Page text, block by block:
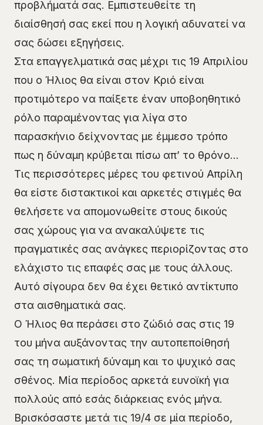
προβλήματά σας. Εμπιστευθείτε τη
διαίσθησή σας εκεί που η λογική αδυνατεί να
σας δώσει εξηγήσεις.
Στα επαγγελματικά σας μέχρι τις 19 Απριλίου
που ο Ήλιος θα είναι στον Κριό είναι
προτιμότερο να παίξετε έναν υποβοηθητικό
ρόλο παραμένοντας για λίγα στο
παρασκήνιο δείχνοντας με έμμεσο τρόπο
πως η δύναμη κρύβεται πίσω απ’ το θρόνο…
Τις περισσότερες μέρες του φετινού Απρίλη
θα είστε διστακτικοί και αρκετές στιγμές θα
θελήσετε να απομονωθείτε στους δικούς
σας χώρους για να ανακαλύψετε τις
πραγματικές σας ανάγκες περιορίζοντας στο
ελάχιστο τις επαφές σας με τους άλλους.
Αυτό σίγουρα δεν θα έχει θετικό αντίκτυπο
στα αισθηματικά σας.
Ο Ήλιος θα περάσει στο ζώδιό σας στις 19
του μήνα αυξάνοντας την αυτοπεποίθησή
σας τη σωματική δύναμη και το ψυχικό σας
σθένος. Μία περίοδος αρκετά ευνοϊκή για
πολλούς από εσάς διάρκειας ενός μήνα.
Βρισκόσαστε μετά τις 19/4 σε μία περίοδο,